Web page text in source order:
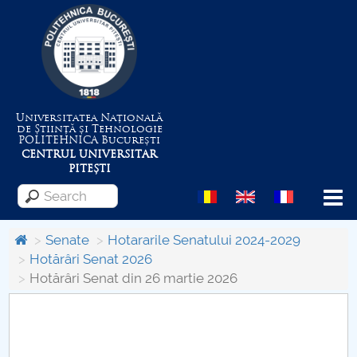
Universitatea Națională
de Știință și Tehnologie
POLITEHNICABucurești
CENTRUL UNIVERSITAR
PITEȘTI
Menu
About the University
Senate
Hotararile Senatului 2024-2029
Hotărâri Senat 2026
Hotărâri Senat din 26 martie 2026